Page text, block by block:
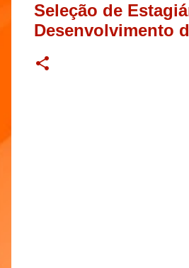
Seleção de
Desenvolvimento